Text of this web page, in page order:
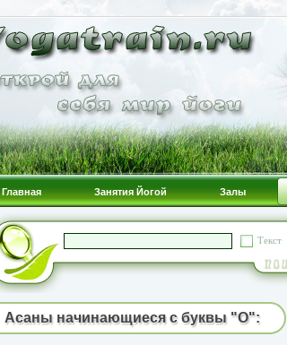
Главная Занятия Йогой Залы
Текст
Асаны начинающиеся с буквы "О":